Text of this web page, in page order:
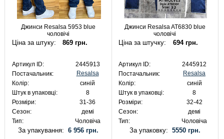
Джинси Resalsa 5953 blue
чоловічі
Ціна за штуку: 869 грн.
Артикул ID:
2445913
Постачальник:
Resalsa
Колір:
синій
Штук в упаковці:
8
Розміри:
31-36
Сезон:
демі
Тип:
Чоловіча
За упакування: 6 956 грн.
Джинси Resalsa AT6830 blue
чоловічі
Ціна за штучку: 694 грн.
Артикул ID:
2445912
Постачальник:
Resalsa
Колір:
синій
Штук в упаковці:
8
Розміри:
32-42
Сезон:
демі
Тип:
Чоловіча
За упаковку: 5550 грн.